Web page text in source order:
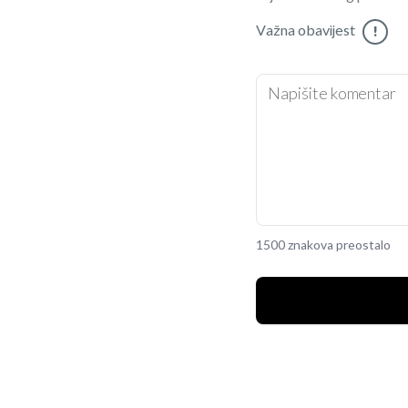
Važna obavijest !
1500 znakova preostalo